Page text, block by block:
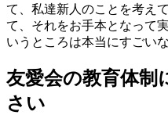
て、私達新人のことを考え
て、それをお手本となって
いうところは本当にすごい
友愛会の教育体制
さい